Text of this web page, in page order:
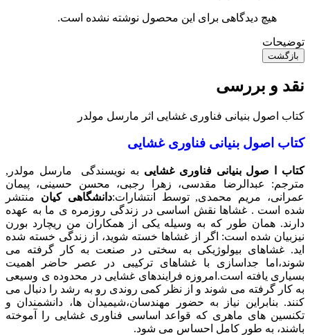
هیچ دیدگاهی برای این محصول نوشته نشده است.
توضیحات
بازگشت
نقد و بررسی
کتاب اصول بنیانی فناوری غشایی اثر مارسل مولدر
کتاب اصول بنیانی فناوری غشایی
کتاب ا صول بنیانی فناوری غشایی به نویسندگی مارسل مولدر,
مترجم: عبدالرضا مقدسی، زهرا رجبی، محسن حسینی، پیمان
عمرانی، مریم محمدی, توسط انتشارات:دانشگاهی کیان منتشر
شده است . غشاها نقش اساسی در زندگی روزمره ی ما به عهده
دارند. همان طور که به وسیله یکی از همکاران من ریچارد بورن
نیزبیان شده است: اگر از غشاها خسته شوید، از زندگی خسته شده
اید. غشاهای بیولوژیکی به سختی در صنعت به کار گرفته می
شوند،اما جداسازی با غشاهای ترکیبی در عصر حاضر اهمیت
بسیاری یافته است.امروزه فرایندهای غشایی در محدوده ی وسیعی
به کار گرفته می شوند و از نظر کمی روندی رو به رشد را دنبال می
کنند. بنابراین نیاز به حضور مهندسان،شیمیدان ها، دانشمندان و
تکنسین های ماهری که قواعد اساسی فناوری غشایی را آموخته
باشند، به طور کامل احساس می شود.